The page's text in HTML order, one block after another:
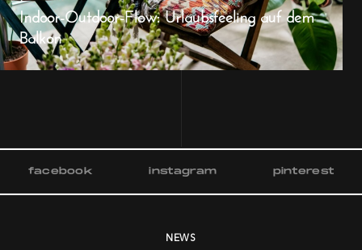
Indoor-Outdoor-Flow: Urlaubsfeeling auf dem
Balkon
facebook instagram pinterest
NEWS